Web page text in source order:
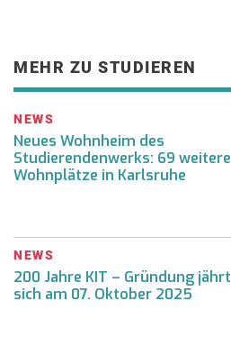
MEHR ZU STUDIEREN
NEWS
Neues Wohnheim des
Studierendenwerks: 69 weitere
Wohnplätze in Karlsruhe
NEWS
200 Jahre KIT – Gründung jährt
sich am 07. Oktober 2025